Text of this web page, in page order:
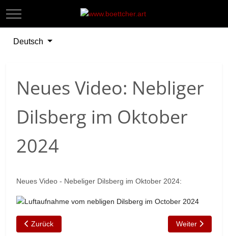
Mobile Menu Toggle
Sprache auswählen
Deutsch
Neues Video: Nebliger
Dilsberg im Oktober
2024
Neues Video - Nebeliger Dilsberg im Oktober 2024:
Vorheriger Beitrag: Neues Video: Nebliger Sonnenuntergang
Zurück Nächster
Weiter